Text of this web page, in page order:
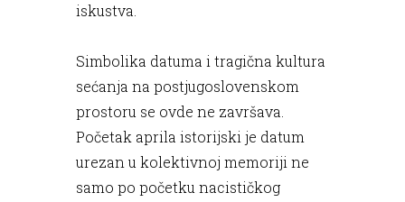
iskustva.
Simbolika datuma i tragična kultura
sećanja na postjugoslovenskom
prostoru se ovde ne završava.
Početak aprila istorijski je datum
urezan u kolektivnoj memoriji ne
samo po početku nacističkog